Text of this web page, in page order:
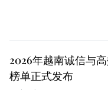
2026年越南诚信与
榜单正式发布